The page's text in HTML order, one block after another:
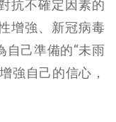
抗不確定因素的
增強、新冠病毒
自己準備的“未雨
強自己的信心，